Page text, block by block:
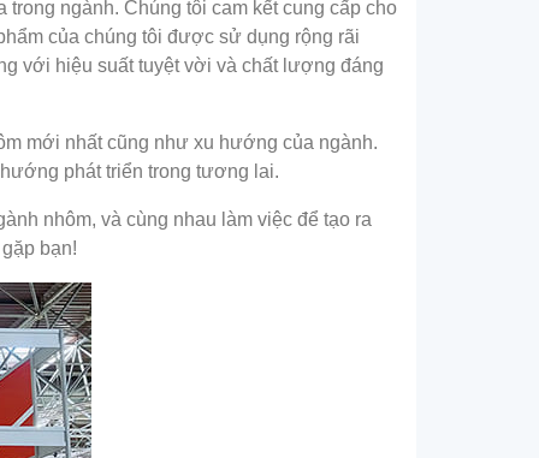
ngành. Chúng tôi cam kết cung cấp cho
của chúng tôi được sử dụng rộng rãi
với hiệu suất tuyệt vời và chất lượng đáng
mới nhất cũng như xu hướng của ngành.
phát triển trong tương lai.
nhôm, và cùng nhau làm việc để tạo ra
bạn!